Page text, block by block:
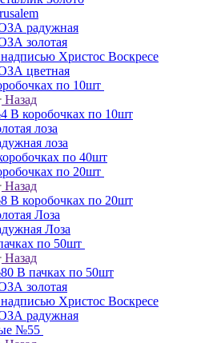
радужная
золотая
Христос Воскресе
цветная
по 10шт
Назад
В коробочках по 10шт
лоза
лоза
по 40шт
по 20шт
Назад
В коробочках по 20шт
Лоза
Лоза
по 50шт
Назад
В пачках по 50шт
золотая
Христос Воскресе
радужная
№55